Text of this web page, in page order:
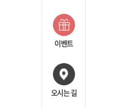
이벤트
오시는 길